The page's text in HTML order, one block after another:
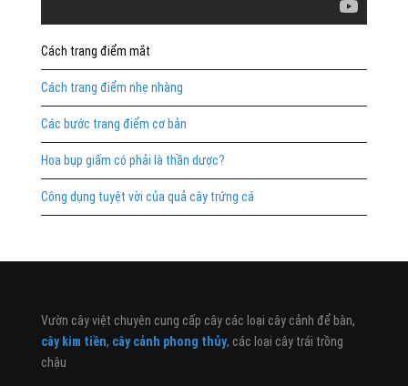
Cách trang điểm mắt
Cách trang điểm nhẹ nhàng
Các bước trang điểm cơ bản
Hoa bụp giấm có phải là thần dược?
Công dụng tuyệt vời của quả cây trứng cá
Vườn cây việt chuyên cung cấp cây các loại cây cảnh để bàn,
cây kim tiền, cây cảnh phong thủy, các loại cây trái trồng
chậu